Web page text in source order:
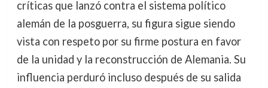
críticas que lanzó contra el sistema político
alemán de la posguerra, su figura sigue siendo
vista con respeto por su firme postura en favor
de la unidad y la reconstrucción de Alemania. Su
influencia perduró incluso después de su salida